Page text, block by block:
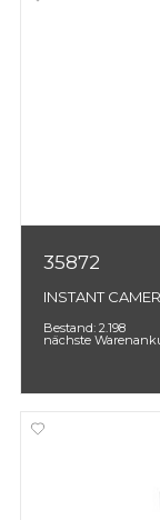
35872
INSTANT
Bestand: 2.198
nächste